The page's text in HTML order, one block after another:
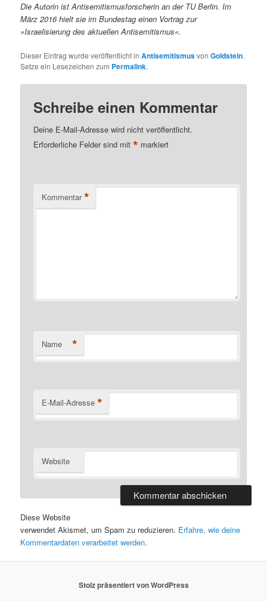
Die Autorin ist Antisemitismusforscherin an der TU Berlin. Im
März 2016 hielt sie im Bundestag einen Vortrag zur
»Israelisierung des aktuellen Antisemitismus«.
Dieser Eintrag wurde veröffentlicht inAntisemitismusvonGoldstein.
Setze ein Lesezeichen zum Permalink.
Schreibe einen Kommentar
Deine E-Mail-Adresse wird nicht veröffentlicht.
Erforderliche Felder sind mit* markiert
Kommentar *
Name *
E-Mail-Adresse *
Website
Diese Website
verwendet Akismet, um Spam zu reduzieren. Erfahre, wie deine
Kommentardaten verarbeitet werden.
Stolz präsentiert von WordPress